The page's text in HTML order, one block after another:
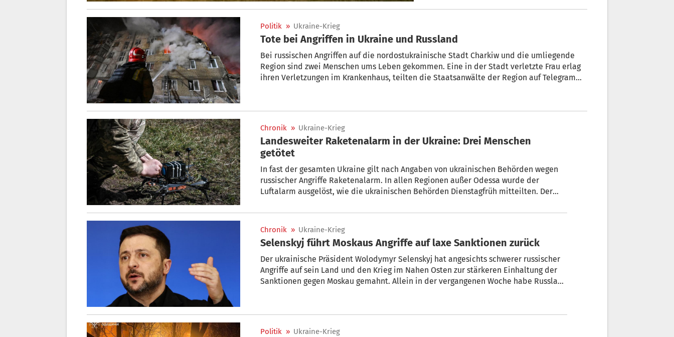
Politik » Ukraine-Krieg
Tote bei Angriffen in Ukraine und Russland
Bei russischen Angriffen auf die nordostukrainische Stadt Charkiw und die umliegende
Region sind zwei Menschen ums Leben gekommen. Eine in der Stadt verletzte Frau erlag
ihren Verletzungen im Krankenhaus, teilten die Staatsanwälte der Region auf Telegram
verletzt. Russland meldete zwei Tote bei Angriffen.
Chronik » Ukraine-Krieg
Landesweiter Raketenalarm in der Ukraine: Drei Menschen
getötet
In fast der gesamten Ukraine gilt nach Angaben von ukrainischen Behörden wegen
russischer Angriffe Raketenalarm. In allen Regionen außer Odessa wurde der
Luftalarm ausgelöst, wie die ukrainischen Behörden Dienstagfrüh mitteilten. Der
Fernsehansprache vor einem möglichen „massiven Schlag“ der russischen
Streitkräfte gewarnt. Die Behörden meldeten mittlerweile insgesamt drei Tote.
Chronik » Ukraine-Krieg
Selenskyj führt Moskaus Angriffe auf laxe Sanktionen zurück
Der ukrainische Präsident Wolodymyr Selenskyj hat angesichts schwerer russischer
Angriffe auf sein Land und den Krieg im Nahen Osten zur stärkeren Einhaltung der
Sanktionen gegen Moskau gemahnt. Allein in der vergangenen Woche habe Russland
Politik » Ukraine-Krieg